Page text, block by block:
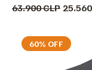
Precio
63.900 CLP
60% OFF